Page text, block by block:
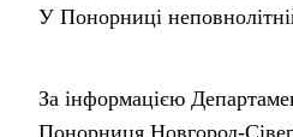
У Понорниці
За інформацією